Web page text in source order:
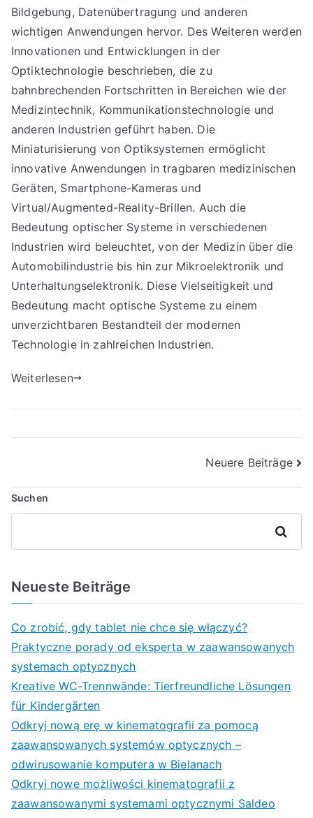
Bildgebung, Datenübertragung und anderen
wichtigen Anwendungen hervor. Des Weiteren werden
Innovationen und Entwicklungen in der
Optiktechnologie beschrieben, die zu
bahnbrechenden Fortschritten in Bereichen wie der
Medizintechnik, Kommunikationstechnologie und
anderen Industrien geführt haben. Die
Miniaturisierung von Optiksystemen ermöglicht
innovative Anwendungen in tragbaren medizinischen
Geräten, Smartphone-Kameras und
Virtual/Augmented-Reality-Brillen. Auch die
Bedeutung optischer Systeme in verschiedenen
Industrien wird beleuchtet, von der Medizin über die
Automobilindustrie bis hin zur Mikroelektronik und
Unterhaltungselektronik. Diese Vielseitigkeit und
Bedeutung macht optische Systeme zu einem
unverzichtbaren Bestandteil der modernen
Technologie in zahlreichen Industrien.
Weiterlesen
BeitragsnavigationNeuere Beiträge
Suchen
Suchen
Neueste Beiträge
Co zrobić, gdy tablet nie chce się włączyć?
Praktyczne porady od eksperta w zaawansowanych
systemach optycznych
Kreative WC-Trennwände: Tierfreundliche Lösungen
für Kindergärten
Odkryj nową erę w kinematografii za pomocą
zaawansowanych systemów optycznych –
odwirusowanie komputera w Bielanach
Odkryj nowe możliwości kinematografii z
zaawansowanymi systemami optycznymi Saldeo